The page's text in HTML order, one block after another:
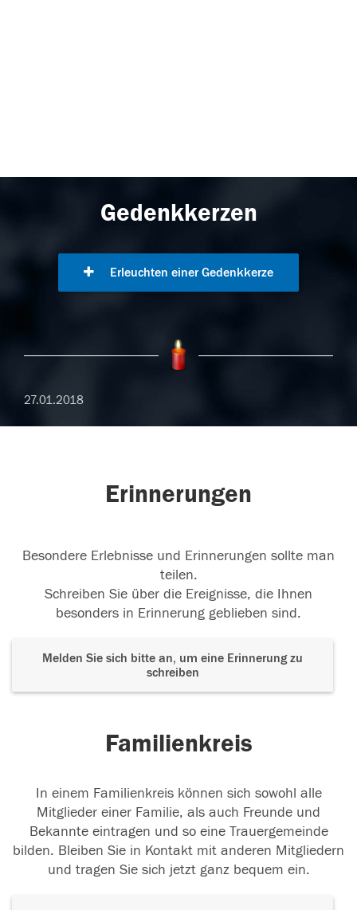
Gedenkkerzen
Erleuchten einer Gedenkkerze
27.01.2018
Erinnerungen
Besondere Erlebnisse und Erinnerungen sollte man
teilen.
Schreiben Sie über die Ereignisse, die Ihnen
besonders in Erinnerung geblieben sind.
Melden Sie sich bitte an, um eine Erinnerung zu
schreiben
Familienkreis
In einem Familienkreis können sich sowohl alle
Mitglieder einer Familie, als auch Freunde und
Bekannte eintragen und so eine Trauergemeinde
bilden. Bleiben Sie in Kontakt mit anderen Mitgliedern
und tragen Sie sich jetzt ganz bequem ein.